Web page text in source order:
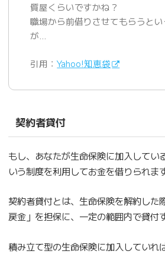
質屋くらいですかね？
職場から前借りさせてもらうと
が…
引用：Yahoo!知恵袋
契約者貸付
もし、あなたが生命保険に加入してい
いう制度を利用してお金を借りられま
契約者貸付とは、生命保険を解約した
戻金」を担保に、一定の範囲内で貸付
積み立て型の生命保険に加入していれ